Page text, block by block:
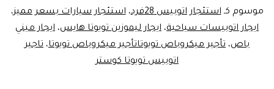
موسوم كـاستئجار اتوبيس 28فرد ،استئجار سيارات بسعر مميز،
ايجار اتوبيسات سياحية، ايجار ليموزين تويوتا هايس، ايجار ميني
باص، تأجير ميكروباص تويوتاتأجير ميكروباص تويوتا، تاجير
اتوبيس تويوتا كوستر